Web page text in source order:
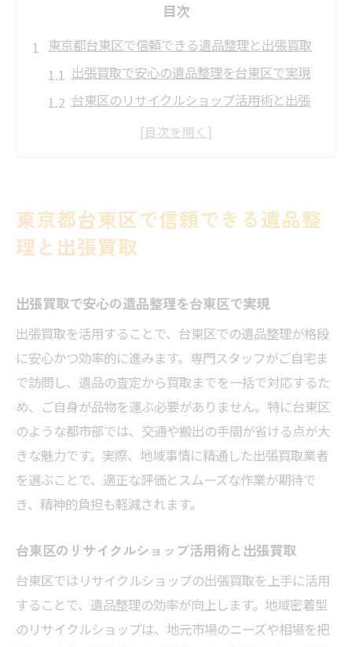
目次
東京都台東区で信頼できる遺品整理と出張買取
出張買取で安心の遺品整理を台東区で実現
台東区のリサイクルショップ活用術と出張
遺品買取におすすめな出張買取サービスの
選び方
介
台東区での遺品整理に最適な出張買取の選び方
信頼できる出張買取業者の見極めポイント
口コミを活かした出張買取サービスの選び
方
家電や家具も高価買取できる出張買取のコ
ツ
危険を避ける出張買取業者のチェック方法
遺品整理に強い出張買取業者の特徴解説
出張買取サービスで台東区の遺品整理を簡単に
出張買取で不用品買取が簡単にできる理由
家電や家具もスムーズに整理できる出張買
東京都台東区で信頼できる遺品整
理と出張買取
出張買取で安心の遺品整理を台東区で実現
出張買取を活用することで、台東区での遺品整理が格段
に安心かつ効率的に進みます。専門スタッフがご自宅ま
で訪問し、遺品の査定から買取までを一括で対応するた
め、ご自身が品物を運ぶ必要がありません。特に台東区
のような都市部では、交通や搬出の手間が省ける点が大
きな魅力です。実際、地域事情に精通した出張買取業者
を選ぶことで、適正な評価とスムーズな作業が期待で
き、精神的負担も軽減されます。
台東区のリサイクルショップ活用術と出張買取
台東区ではリサイクルショップの出張買取を上手に活用
することで、遺品整理の効率が向上します。地域密着型
のリサイクルショップは、地元市場のニーズや相場を把